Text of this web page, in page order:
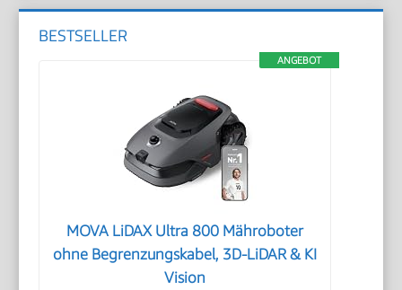
BESTSELLER
ANGEBOT
MOVA LiDAX Ultra 800 Mähroboter
ohne Begrenzungskabel, 3D-LiDAR & KI
Vision